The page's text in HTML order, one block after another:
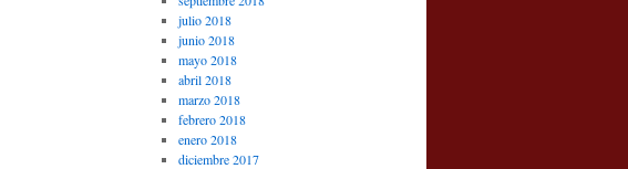
julio 2018
junio 2018
mayo 2018
abril 2018
marzo 2018
febrero 2018
enero 2018
diciembre 2017